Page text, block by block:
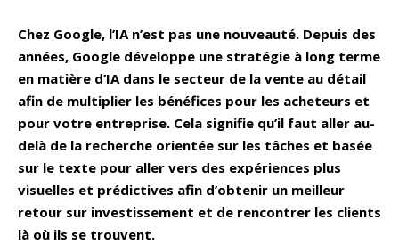
Chez Google, l’IA n’est pas une nouveauté. Depuis des
années, Google développe une stratégie à long terme
en matière d’IA dans le secteur de la vente au détail
afin de multiplier les bénéfices pour les acheteurs et
pour votre entreprise. Cela signifie qu’il faut aller au-
delà de la recherche orientée sur les tâches et basée
sur le texte pour aller vers des expériences plus
visuelles et prédictives afin d’obtenir un meilleur
retour sur investissement et de rencontrer les clients
là où ils se trouvent.